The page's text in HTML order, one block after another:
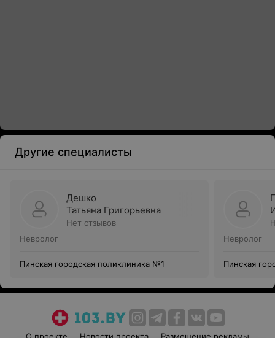
Другие специалисты
Дешко
Татьяна Григорьевна
Нет отзывов
Невролог
Пинская городская поликлиника №1
Невролог
Пинская